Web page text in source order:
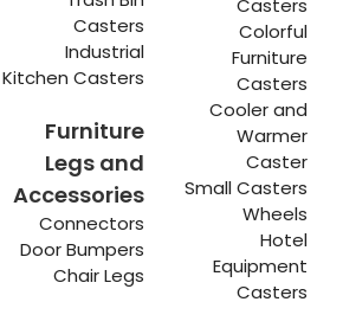
Casters
Colorful
Furniture
Casters
Cooler and
Warmer
Caster
Small Casters
Wheels
Hotel
Equipment
Casters
Casters
Industrial
Kitchen Casters
Furniture
Legs and
Accessories
Connectors
Door Bumpers
Chair Legs